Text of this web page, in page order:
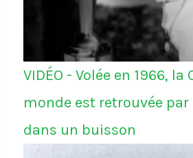
VIDÉO - Volée en 1966, la
monde est retrouvée par
dans un buisson